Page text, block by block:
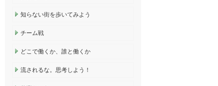
知らない街を歩いてみよう
チーム戦
どこで働くか、誰と働くか
流されるな。思考しよう！